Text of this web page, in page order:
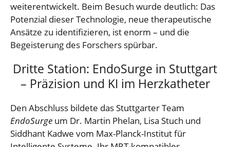
weiterentwickelt. Beim Besuch wurde deutlich: Das
Potenzial dieser Technologie, neue therapeutische
Ansätze zu identifizieren, ist enorm – und die
Begeisterung des Forschers spürbar.
Dritte Station: EndoSurge in Stuttgart
– Präzision und KI im Herzkatheter
Den Abschluss bildete das Stuttgarter Team
EndoSurge um Dr. Martin Phelan, Lisa Stuch und
Siddhant Kadwe vom Max-Planck-Institut für